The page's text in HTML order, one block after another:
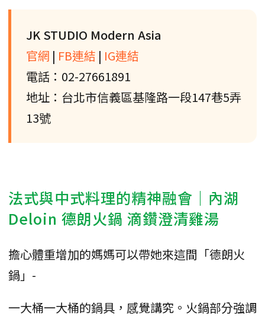
JK STUDIO Modern Asia
官網 | FB連結 | IG連結
電話：02-27661891
地址：台北市信義區基隆路一段147巷5弄
13號
法式與中式料理的精神融會｜內湖
Deloin 德朗火鍋 滴鑽澄清雞湯
擔心體重增加的媽媽可以帶她來這間「德朗火
鍋」-
一大桶一大桶的鍋具，感覺講究。火鍋部分強調